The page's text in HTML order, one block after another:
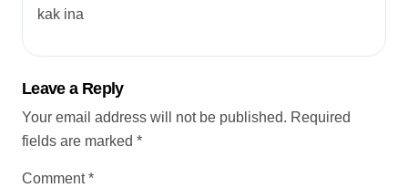
kak ina
Leave a Reply
Your email address will not be published. Required
fields are marked *
Comment*